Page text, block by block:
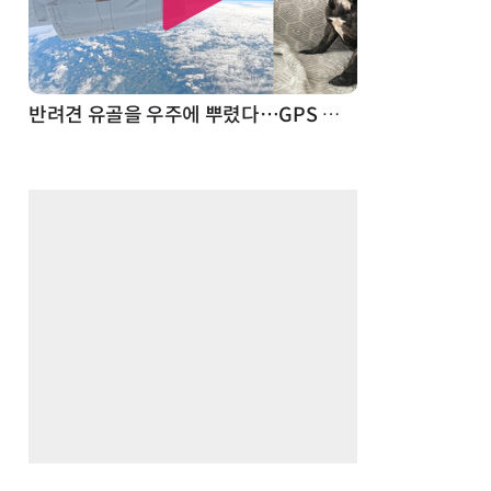
반려견 유골을 우주에 뿌렸다…GPS 추적기로 회수까지 성공